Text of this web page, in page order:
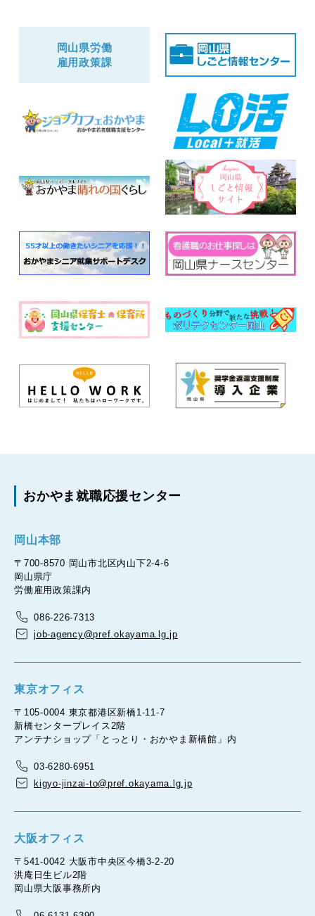
岡山県労働
雇用政策課
おかやま就職応援センター
岡山本部
〒700-8570 岡山市北区内山下2-4-6
岡山県庁
労働雇用政策課内
086-226-7313
job-agency@pref.okayama.lg.jp
東京オフィス
〒105-0004 東京都港区新橋1-11-7
新橋センタープレイス2階
アンテナショップ「とっとり・おかやま新橋館」内
03-6280-6951
kigyo-jinzai-to@pref.okayama.lg.jp
大阪オフィス
〒541-0042 大阪市中央区今橋3-2-20
洪庵日生ビル2階
岡山県大阪事務所内